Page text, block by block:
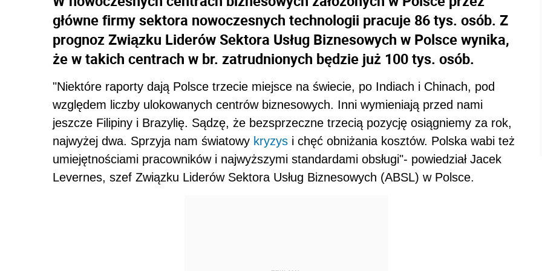
główne firmy sektora nowoczesnych technologii pracuje 86 tys. osób. Z
prognoz Związku Liderów Sektora Usług Biznesowych w Polsce wynika,
że w takich centrach w br. zatrudnionych będzie już 100 tys. osób.
"Niektóre raporty dają Polsce trzecie miejsce na świecie, po Indiach i Chinach, pod
względem liczby ulokowanych centrów biznesowych. Inni wymieniają przed nami
jeszcze Filipiny i Brazylię. Sądzę, że bezsprzeczne trzecią pozycję osiągniemy za rok,
najwyżej dwa. Sprzyja nam światowy kryzys i chęć obniżania kosztów. Polska wabi też
umiejętnościami pracowników i najwyższymi standardami obsługi"- powiedział Jacek
Levernes, szef Związku Liderów Sektora Usług Biznesowych (ABSL) w Polsce.